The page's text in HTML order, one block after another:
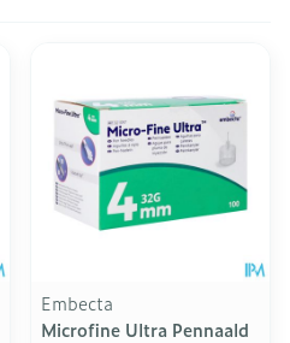
Embecta
Microfine Ultra Pennaald